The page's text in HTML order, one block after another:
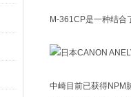
M-361CP是一种结合
中崎目前已获得NPM